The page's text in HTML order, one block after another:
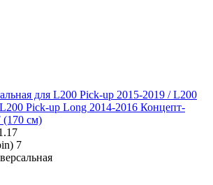
для L200 Pick-up 2015-2019 / L200
Pick-up Long 2014-2016 Концепт-
см)
7